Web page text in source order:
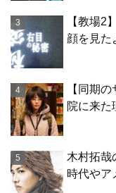
【教場2
顔を見た
【同期
院に来た
木村拓哉
時代やア